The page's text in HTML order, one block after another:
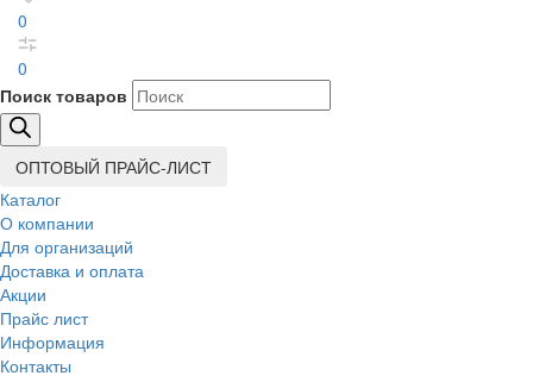
0
0
Поиск товаров
ОПТОВЫЙ ПРАЙС-ЛИСТ
Каталог
О компании
Для организаций
Доставка и оплата
Акции
Прайс лист
Информация
Контакты